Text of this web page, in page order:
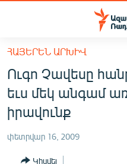
Մատչելիության
հիմնական
բովանդակությանը
Անցնել
հիմնական
մենյուին
ՀԱՅԱՍՏԱՆ
ՔԱՂԱՔԱԿԱՆ
ՀԱՅԵՐԵՆ ԱՐԽԻՎ
Ուգո Չավեսը
եւս մեկ անգամ
իրավունք
փետրվար 16, 2009
Կիսվել